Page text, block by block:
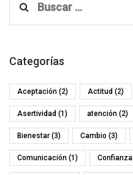
Categorías
Aceptación (2) Actitud (2)
Asertividad (1) atención (2)
Bienestar (3) Cambio (3)
Comunicación (1) Confianza